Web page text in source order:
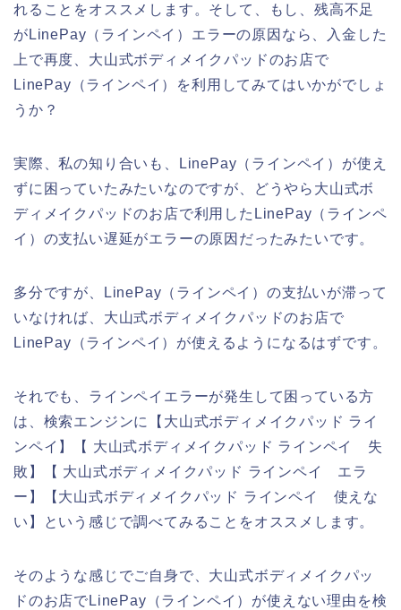
れることをオススメします。そして、もし、残高不足
がLinePay（ラインペイ）エラーの原因なら、入金した
上で再度、大山式ボディメイクパッドのお店で
LinePay（ラインペイ）を利用してみてはいかがでしょ
うか？
実際、私の知り合いも、LinePay（ラインペイ）が使え
ずに困っていたみたいなのですが、どうやら大山式ボ
ディメイクパッドのお店で利用したLinePay（ラインペ
イ）の支払い遅延がエラーの原因だったみたいです。
多分ですが、LinePay（ラインペイ）の支払いが滞って
いなければ、大山式ボディメイクパッドのお店で
LinePay（ラインペイ）が使えるようになるはずです。
それでも、ラインペイエラーが発生して困っている方
は、検索エンジンに【大山式ボディメイクパッド ライ
ンペイ】【 大山式ボディメイクパッド ラインペイ 失
敗】【 大山式ボディメイクパッド ラインペイ エラ
ー】【大山式ボディメイクパッド ラインペイ 使えな
い】という感じで調べてみることをオススメします。
そのような感じでご自身で、大山式ボディメイクパッ
ドのお店でLinePay（ラインペイ）が使えない理由を検